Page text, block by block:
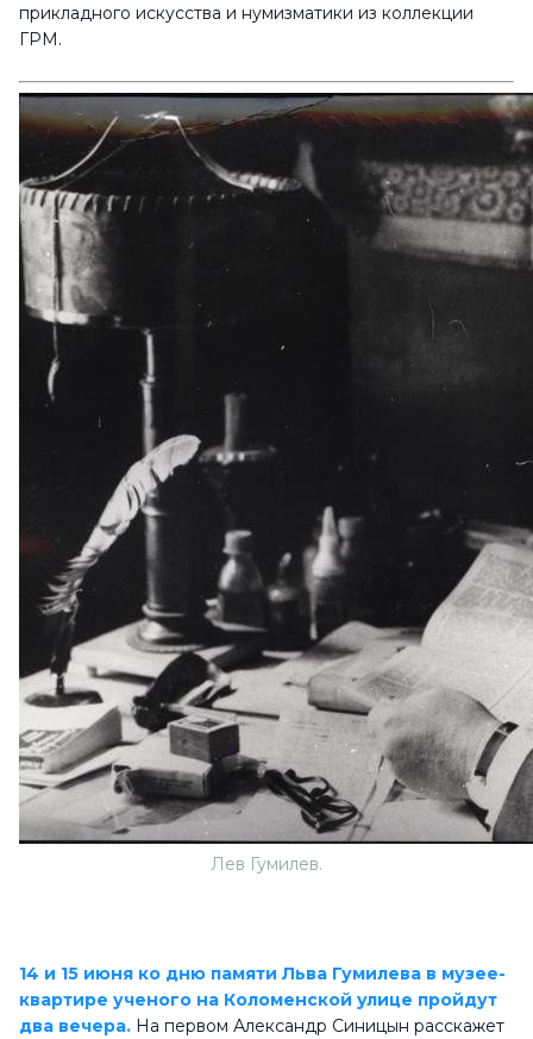
прикладного искусства и нумизматики из коллекции
ГРМ.
Лев Гумилев.
14 и 15 июня ко дню памяти Льва Гумилева в музее-
квартире ученого на Коломенской улице пройдут
два вечера. На первом Александр Синицын расскажет